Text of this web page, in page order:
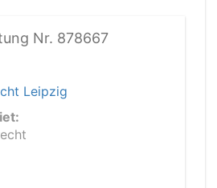
Nr. 878667
Leipzig